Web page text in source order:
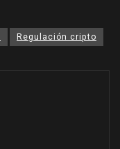
Regulación cripto